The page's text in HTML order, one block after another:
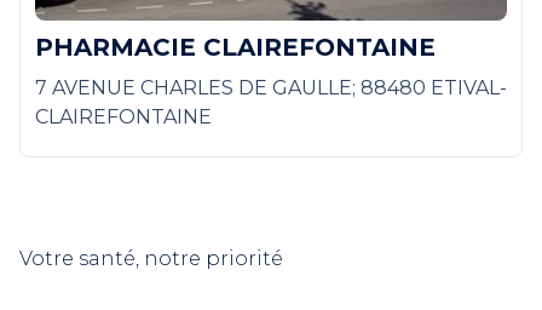
PHARMACIE CLAIREFONTAINE
7 AVENUE CHARLES DE GAULLE; 88480 ETIVAL-
CLAIREFONTAINE
Votre santé, notre priorité